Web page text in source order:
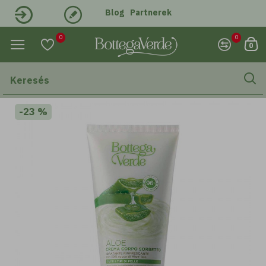
Belépés Regisztráció
Blog Partnerek
0 0
0
-23 %